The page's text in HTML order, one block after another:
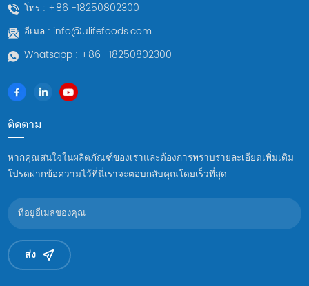
โทร : +86 -18250802300
อีเมล : info@ulifefoods.com
Whatsapp : +86 -18250802300
ติดตาม
หากคุณสนใจในผลิตภัณฑ์ของเราและต้องการทราบรายละเอียดเพิ่มเติม
โปรดฝากข้อความไว้ที่นี่เราจะตอบกลับคุณโดยเร็วที่สุด
ส่ง